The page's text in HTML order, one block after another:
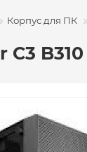
Корпус для ПК
C3